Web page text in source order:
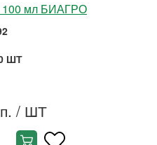
100 мл БИАГРО
ШТ
/ ШТ